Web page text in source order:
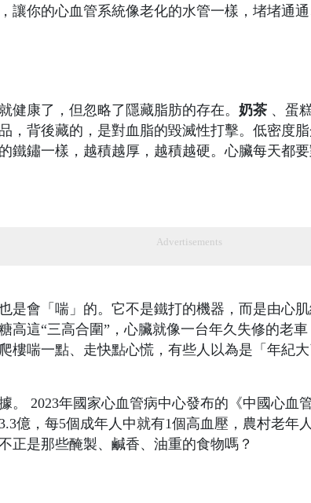
讓你的心血管系統像老化的水管一樣，堵堵通通
健康了，但忽略了隱藏脂肪的存在。 奶茶 、蛋
，背後藏的，是對血脂的毀滅性打擊。低密度
鐵鏽一樣，越積越厚，越積越硬。心臟每天都
Advertisements
是會「喘」的。它不是鐵打的機器，而是由心
高這“三高合圍”，心臟就像一台年久失修的老
樓喘一點、走快點心慌，有些人以為是「年紀
。 2023年國家心血管病中心發布的《中國心血
億，每5個成年人中就有1個高血壓，農村老年
正是那些醃製、鹹香、油重的食物嗎？